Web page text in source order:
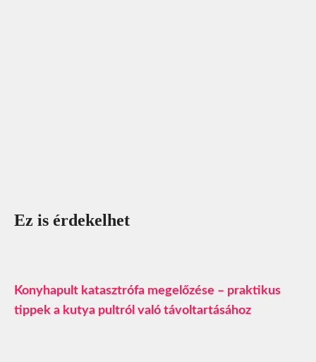
Ez is érdekelhet
Konyhapult katasztrófa megelőzése – praktikus
tippek a kutya pultról való távoltartásához